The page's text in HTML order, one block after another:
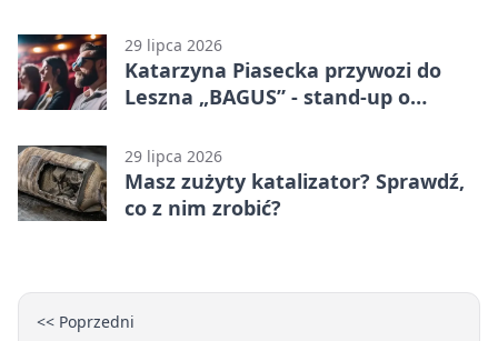
29 lipca 2026
Katarzyna Piasecka przywozi do
Leszna „BAGUS” - stand-up o
29 lipca 2026
Masz zużyty katalizator? Sprawdź,
co z nim zrobić?
<< Poprzedni